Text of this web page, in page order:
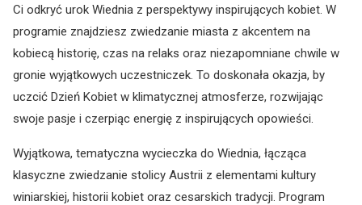
Ci odkryć urok Wiednia z perspektywy inspirujących kobiet. W
programie znajdziesz zwiedzanie miasta z akcentem na
kobiecą historię, czas na relaks oraz niezapomniane chwile w
gronie wyjątkowych uczestniczek. To doskonała okazja, by
uczcić Dzień Kobiet w klimatycznej atmosferze, rozwijając
swoje pasje i czerpiąc energię z inspirujących opowieści.
Wyjątkowa, tematyczna wycieczka do Wiednia, łącząca
klasyczne zwiedzanie stolicy Austrii z elementami kultury
winiarskiej, historii kobiet oraz cesarskich tradycji. Program